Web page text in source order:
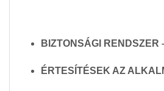
BIZTONSÁGI RENDSZER
ÉRTESÍTÉSEK AZ